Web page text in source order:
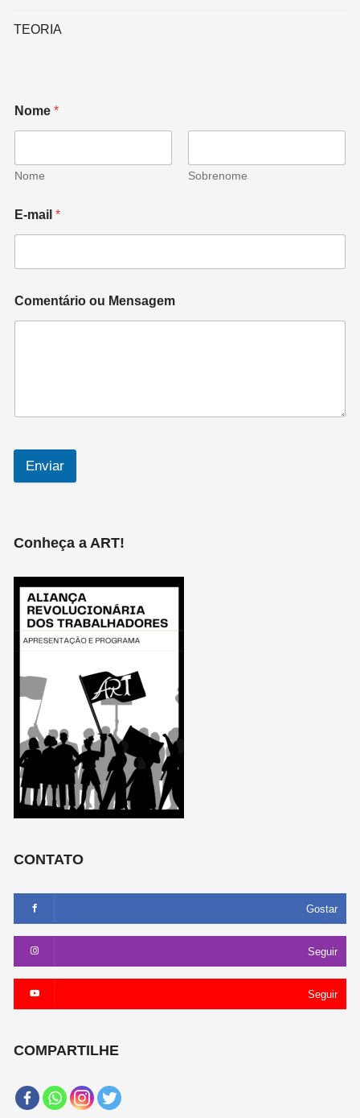
TEORIA
Nome*
Nome Sobrenome
E-mail*
Comentário ou Mensagem
Enviar
Conheça a ART!
CONTATO
Gostar
Seguir
Seguir
COMPARTILHE